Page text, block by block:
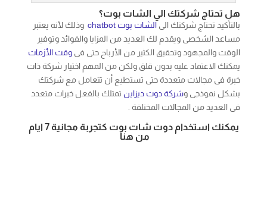
بالتأكيد تحتاج شركتك الى الشات بوت chatbot
مساعد الشخصى ويقدم لك العديد من المزايا والفوائد وتوفير
الوقت والمجهود وتحقيق الكثير من الأرباح حتى فىوقت الأزمات
يمكنك الاعتماد عليه بدون قلق ولكن من المهم اختيار شركة ذات
خبرة فى مجالات متعددة حتى تستطيع أن تتعامل مع شركتك
بشكل نموذجى وشركة دوت ديزاينتمتلك بالفعل خبرات متعدد
فى العديد من المجالات المختلفة .
يمكنك استخدام دوت شات بوت كتجربة مجانية 7 ايام